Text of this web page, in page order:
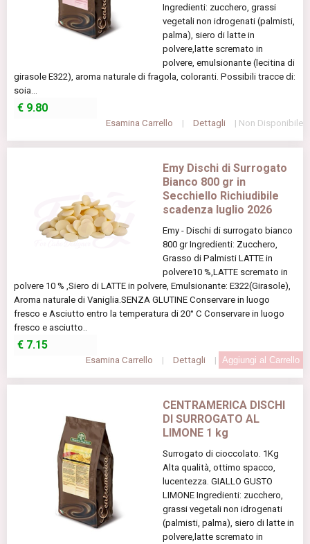
Ingredienti: zucchero, grassi
vegetali non idrogenati (palmisti,
palma), siero di latte in
polvere,latte scremato in
polvere, emulsionante (lecitina di
girasole E322), aroma naturale di fragola, coloranti. Possibili tracce di:
soia...
€ 9.80
Esamina Carrello | Dettagli | Non Disponibile
Emy Dischi di Surrogato
Bianco 800 gr in
Secchiello Richiudibile
scadenza luglio 2026
Emy - Dischi di surrogato bianco
800 gr Ingredienti: Zucchero,
Grasso di Palmisti LATTE in
polvere10 %,LATTE scremato in
polvere 10 % ,Siero di LATTE in polvere, Emulsionante: E322(Girasole),
Aroma naturale di Vaniglia.SENZA GLUTINE Conservare in luogo
fresco e Asciutto entro la temperatura di 20° C Conservare in luogo
fresco e asciutto..
€ 7.15
Esamina Carrello | Dettagli |
CENTRAMERICA DISCHI
DI SURROGATO AL
LIMONE 1 kg
Surrogato di cioccolato. 1Kg
Alta qualità, ottimo spacco,
lucentezza. GIALLO GUSTO
LIMONE Ingredienti: zucchero,
grassi vegetali non idrogenati
(palmisti, palma), siero di latte in
polvere,latte scremato in